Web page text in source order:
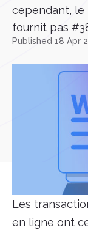
cependant, le
fournit pas
Published 18 Apr
Les
en ligne ont